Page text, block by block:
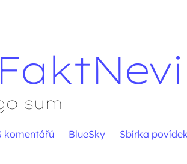
sum
komentářů BlueSky Sbírka povídek